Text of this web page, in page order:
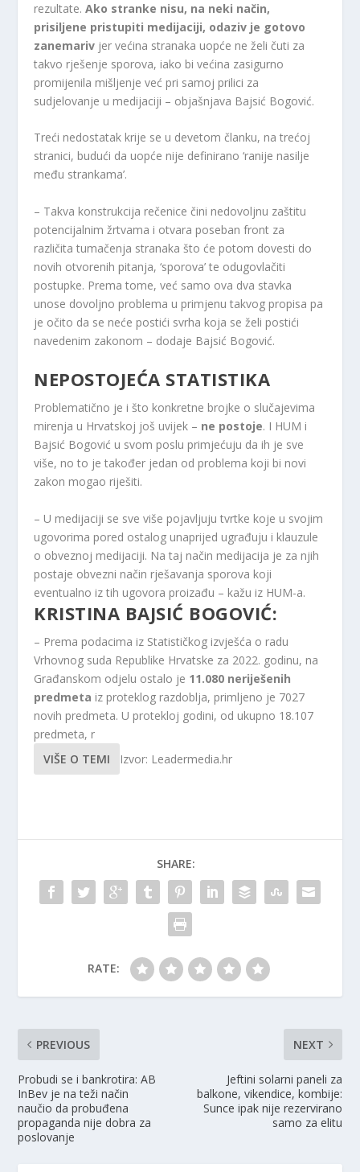
rezultate. Ako stranke nisu, na neki način,
prisiljene pristupiti medijaciji, odaziv je gotovo
zanemariv jer većina stranaka uopće ne želi čuti za
takvo rješenje sporova, iako bi većina zasigurno
promijenila mišljenje već pri samoj prilici za
sudjelovanje u medijaciji – objašnjava Bajsić Bogović.
Treći nedostatak krije se u devetom članku, na trećoj
stranici, budući da uopće nije definirano ‘ranije nasilje
među strankama’.
– Takva konstrukcija rečenice čini nedovoljnu zaštitu
potencijalnim žrtvama i otvara poseban front za
različita tumačenja stranaka što će potom dovesti do
novih otvorenih pitanja, ‘sporova’ te odugovlačiti
postupke. Prema tome, već samo ova dva stavka
unose dovoljno problema u primjenu takvog propisa pa
je očito da se neće postići svrha koja se želi postići
navedenim zakonom – dodaje Bajsić Bogović.
NEPOSTOJEĆA STATISTIKA
Problematično je i što konkretne brojke o slučajevima
mirenja u Hrvatskoj još uvijek – ne postoje. I HUM i
Bajsić Bogović u svom poslu primjećuju da ih je sve
više, no to je također jedan od problema koji bi novi
zakon mogao riješiti.
– U medijaciji se sve više pojavljuju tvrtke koje u svojim
ugovorima pored ostalog unaprijed ugrađuju i klauzule
o obveznoj medijaciji. Na taj način medijacija je za njih
postaje obvezni način rješavanja sporova koji
eventualno iz tih ugovora proizađu – kažu iz HUM-a.
KRISTINA BAJSIĆ BOGOVIĆ:
– Prema podacima iz Statističkog izvješća o radu
Vrhovnog suda Republike Hrvatske za 2022. godinu, na
Građanskom odjelu ostalo je 11.080 neriješenih
predmeta iz proteklog razdoblja, primljeno je 7027
novih predmeta. U protekloj godini, od ukupno 18.107
predmeta, r
VIŠE O TEMI
Izvor: Leadermedia.hr
SHARE:
RATE:
PREVIOUS
Probudi se i bankrotira: AB
InBev je na teži način
naučio da probuđena
propaganda nije dobra za
poslovanje
NEXT
Jeftini solarni paneli za
balkone, vikendice, kombije:
Sunce ipak nije rezervirano
samo za elitu